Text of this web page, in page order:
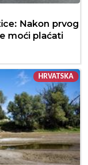
Nakon prvog
moći plaćati
HRVATSKA